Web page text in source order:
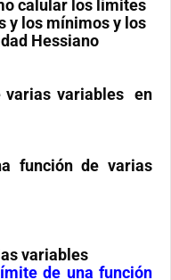
calular los límites
y los mínimos y los
Hessiano
varias variables en
función de varias
variables
de una función